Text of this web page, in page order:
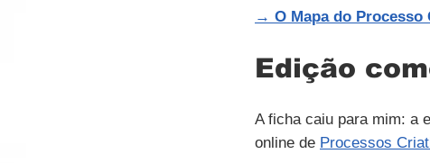
→ O Mapa do
Edição
A ficha caiu para mim: a
online de Processos